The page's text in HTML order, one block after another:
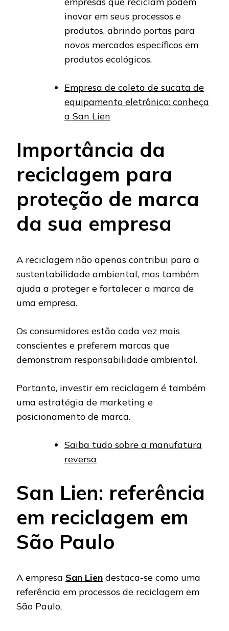
inovar em seus processos e
produtos, abrindo portas para
novos mercados específicos em
produtos ecológicos.
Empresa de coleta de sucata de
equipamento eletrônico: conheça
a San Lien
Importância da
reciclagem para
proteção de marca
da sua empresa
A reciclagem não apenas contribui para a
sustentabilidade ambiental, mas também
ajuda a proteger e fortalecer a marca de
uma empresa.
Os consumidores estão cada vez mais
conscientes e preferem marcas que
demonstram responsabilidade ambiental.
Portanto, investir em reciclagem é também
uma estratégia de marketing e
posicionamento de marca.
Saiba tudo sobre a manufatura
reversa
San Lien: referência
em reciclagem em
São Paulo
A empresa San Lien destaca-se como uma
referência em processos de reciclagem em
São Paulo.